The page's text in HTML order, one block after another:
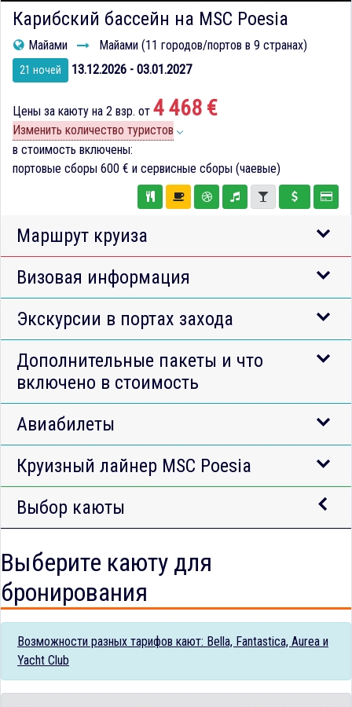
Карибский бассейн на MSC Poesia
Майами Майами (11 городов/портов в 9 странах)
21 ночей 13.12.2026 - 03.01.2027
Цены за каюту на 2 взр. от 4 468 €
Изменить количество туристов
в стоимость включены:
портовые сборы 600 € и сервисные сборы (чаевые)
Маршрут круиза
Визовая информация
Экскурсии в портах захода
Дополнительные пакеты и что
включено в стоимость
Авиабилеты
Круизный лайнер MSC Poesia
Выбор каюты
Выберите каюту для
бронирования
Возможности разных тарифов кают: Bella, Fantastica, Aurea и
Yacht Club